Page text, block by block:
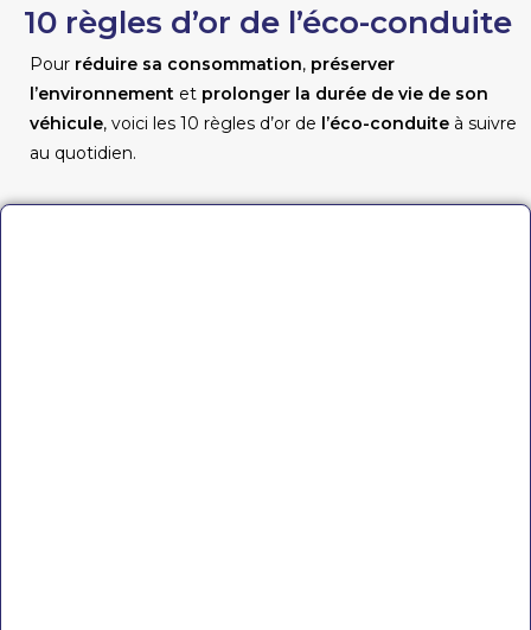
10 règles d’or de l’éco-conduite
Pour réduire sa consommation, préserver
l’environnement et prolonger la durée de vie de son
véhicule, voici les 10 règles d’or de l’éco-conduite à suivre
au quotidien.